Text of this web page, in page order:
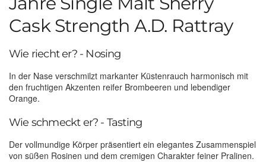
Cask Strength A.D. Rattray
Wie riecht er? - Nosing
In der Nase verschmilzt markanter Küstenrauch harmonisch mit
den fruchtigen Akzenten reifer Brombeeren und lebendiger
Orange.
Wie schmeckt er? - Tasting
Der vollmundige Körper präsentiert ein elegantes Zusammenspiel
von süßen Rosinen und dem cremigen Charakter feiner Pralinen.